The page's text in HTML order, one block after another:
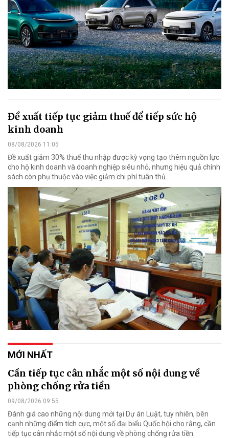
Đề xuất tiếp tục giảm thuế để tiếp sức hộ
kinh doanh
08/08/2026 11:05
Đề xuất giảm 30% thuế thu nhập được kỳ vọng tạo thêm nguồn lực
cho hộ kinh doanh và doanh nghiệp siêu nhỏ, nhưng hiệu quả chính
sách còn phụ thuộc vào việc giảm chi phí tuân thủ.
MỚI NHẤT
Cần tiếp tục cân nhắc một số nội dung về
phòng chống rửa tiền
09/08/2026 09:55
Đánh giá cao những nội dung mới tại Dự án Luật, tuy nhiên, bên
cạnh những điểm tích cực, một số đại biểu Quốc hội cho rằng, cần
tiếp tục cân nhắc một số nội dung về phòng chống rửa tiền.